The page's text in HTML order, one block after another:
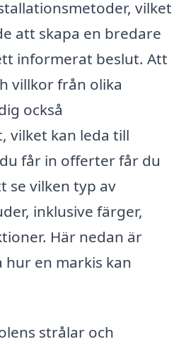
vilket
att skapa en bredare
informerat beslut. Att
villkor från olika
också
vilket kan leda till
får in offerter får du
se vilken typ av
inklusive färger,
Här nedan är
en markis kan
strålar och